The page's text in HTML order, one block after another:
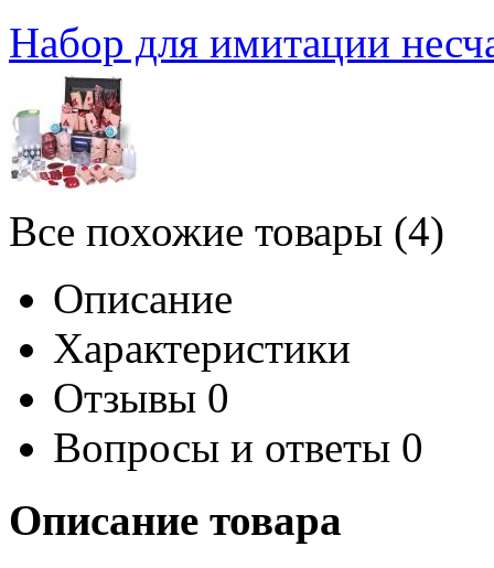
Набор для имитации
Все похожие товары (4)
Описание
Характеристики
Отзывы 0
Вопросы и ответы 0
Описание товара